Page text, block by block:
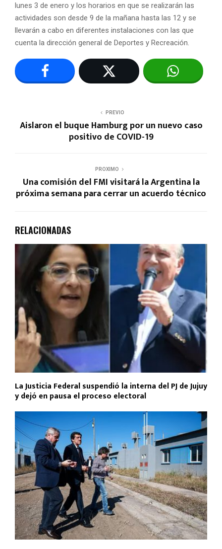
lunes 3 de enero y los horarios en que se realizarán las
actividades son desde 9 de la mañana hasta las 12 y se
llevarán a cabo en diferentes instalaciones con las que
cuenta la dirección general de Deportes y Recreación.
PREVIO
Aislaron el buque Hamburg por un nuevo caso
positivo de COVID-19
PROXIMO
Una comisión del FMI visitará la Argentina la
próxima semana para cerrar un acuerdo técnico
RELACIONADAS
La Justicia Federal suspendió la interna del PJ de Jujuy
y dejó en pausa el proceso electoral